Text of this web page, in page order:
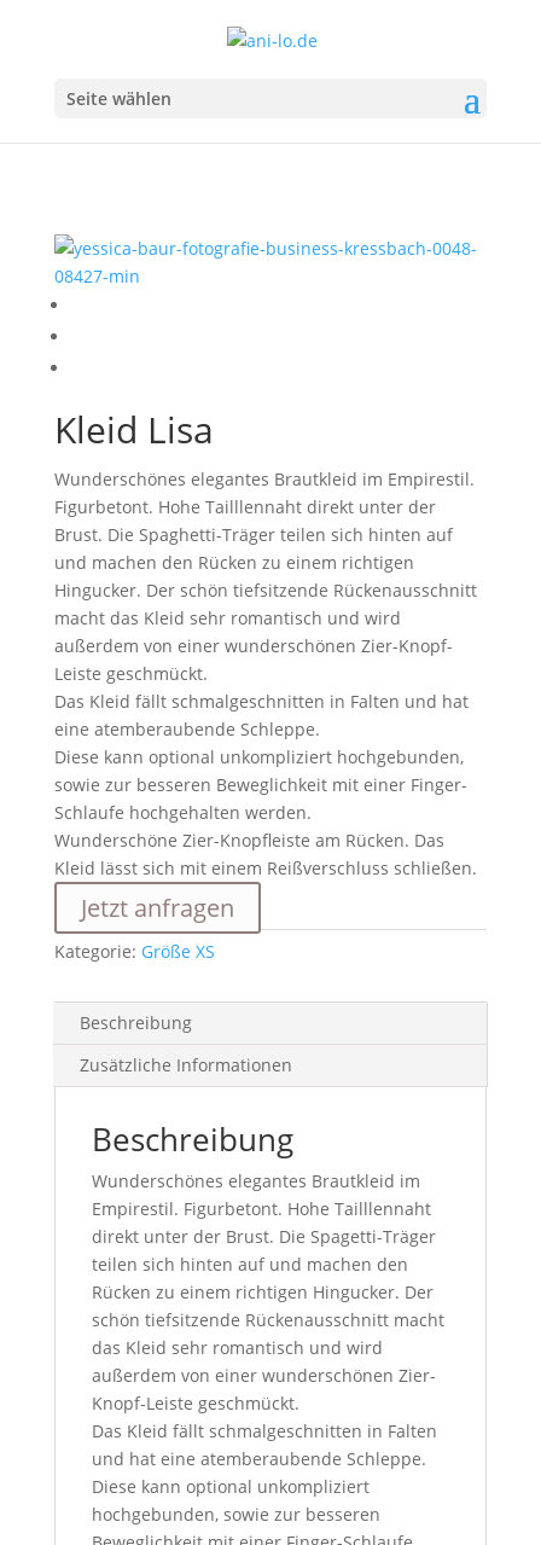
Seite wählen
Kleid Lisa
Wunderschönes elegantes Brautkleid im Empirestil.
Figurbetont. Hohe Tailllennaht direkt unter der
Brust. Die Spaghetti-Träger teilen sich hinten auf
und machen den Rücken zu einem richtigen
Hingucker. Der schön tiefsitzende Rückenausschnitt
macht das Kleid sehr romantisch und wird
außerdem von einer wunderschönen Zier-Knopf-
Leiste geschmückt.
Das Kleid fällt schmalgeschnitten in Falten und hat
eine atemberaubende Schleppe.
Diese kann optional unkompliziert hochgebunden,
sowie zur besseren Beweglichkeit mit einer Finger-
Schlaufe hochgehalten werden.
Wunderschöne Zier-Knopfleiste am Rücken. Das
Kleid lässt sich mit einem Reißverschluss schließen.
Jetzt anfragen
Kategorie: Größe XS
Beschreibung
Zusätzliche Informationen
Beschreibung
Wunderschönes elegantes Brautkleid im
Empirestil. Figurbetont. Hohe Tailllennaht
direkt unter der Brust. Die Spagetti-Träger
teilen sich hinten auf und machen den
Rücken zu einem richtigen Hingucker. Der
schön tiefsitzende Rückenausschnitt macht
das Kleid sehr romantisch und wird
außerdem von einer wunderschönen Zier-
Knopf-Leiste geschmückt.
Das Kleid fällt schmalgeschnitten in Falten
und hat eine atemberaubende Schleppe.
Diese kann optional unkompliziert
hochgebunden, sowie zur besseren